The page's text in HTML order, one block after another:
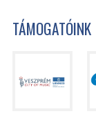
TÁMOGATÓINK